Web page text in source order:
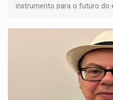
instrumento para o futuro do